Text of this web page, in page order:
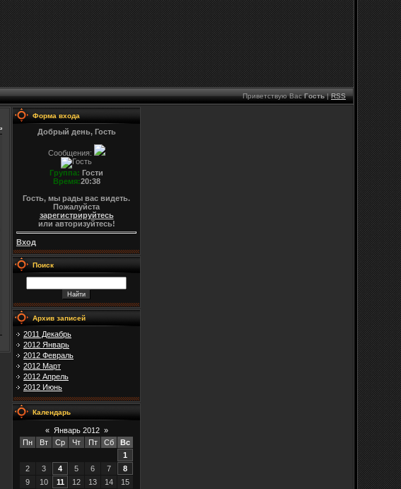
Приветствую Вас Гость|RSS
Форма входа
Добрый день, Гость
Сообщения:
Группа: Гости
Время:20:38
Гость, мы рады вас видеть.
Пожалуйста
зарегистрируйтесь
или авторизуйтесь!
Вход
Поиск
Архив записей
2011 Декабрь
2012 Январь
2012 Февраль
2012 Март
2012 Апрель
2012 Июнь
Календарь
« Январь 2012 »
Пн
Вт Ср Чт Пт Сб
Вс
1
2
3 4 5 6 7
8
9
10 11 12 13 14
15